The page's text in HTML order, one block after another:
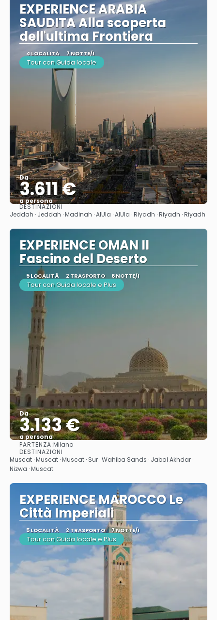
EXPERIENCE ARABIA
SAUDITA Alla scoperta
dell'ultima Frontiera
4 LOCALITÀ 7 NOTTE/I
Tour con Guida locale
Da
3.611 €
a persona
Vedere
DESTINAZIONI
Jeddah · Jeddah · Madinah · AlUla · AlUla · Riyadh · Riyadh · Riyadh
EXPERIENCE OMAN Il
Fascino del Deserto
5 LOCALITÀ 2 TRASPORTO 6 NOTTE/I
Tour con Guida locale e Plus
Da
3.133 €
a persona
PARTENZA:Milano
DESTINAZIONI
Muscat · Muscat · Muscat · Sur · Wahiba Sands · Jabal Akhdar ·
Nizwa · Muscat
EXPERIENCE MAROCCO Le
Città Imperiali
5 LOCALITÀ 2 TRASPORTO 7 NOTTE/I
Tour con Guida locale e Plus